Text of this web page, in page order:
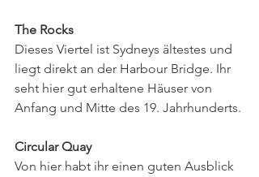
The Rocks
Dieses Viertel ist Sydneys ältestes und
liegt direkt an der Harbour Bridge. Ihr
seht hier gut erhaltene Häuser von
Anfang und Mitte des 19. Jahrhunderts.
Circular Quay
Von hier habt ihr einen guten Ausblick